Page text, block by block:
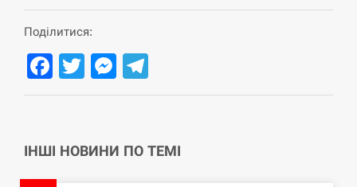
СЕРПЕНЬ
12:53
США обсуждают лицензии на Patriot для
Украины, несмотря на сомнения…
12:40
Латвія готова направити до 20 військових для
Поділитися:
Facebook
TwitterMessenger
ІНШІ НОВИНИ ПО ТЕМІ